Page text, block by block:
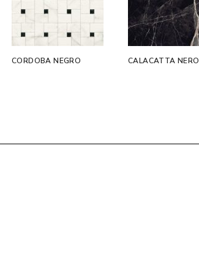
CORDOBA NEGRO CALACATTA NERO